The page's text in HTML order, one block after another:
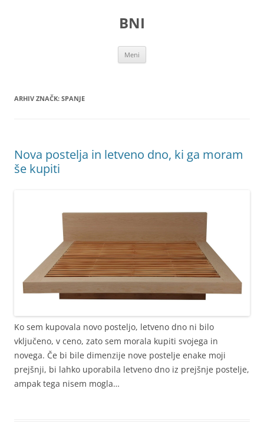
BNI
Meni
ARHIV ZNAČK: SPANJE
Nova postelja in letveno dno, ki ga moram
še kupiti
Ko sem kupovala novo posteljo, letveno dno ni bilo
vključeno, v ceno, zato sem morala kupiti svojega in
novega. Če bi bile dimenzije nove postelje enake moji
prejšnji, bi lahko uporabila letveno dno iz prejšnje postelje,
ampak tega nisem mogla…